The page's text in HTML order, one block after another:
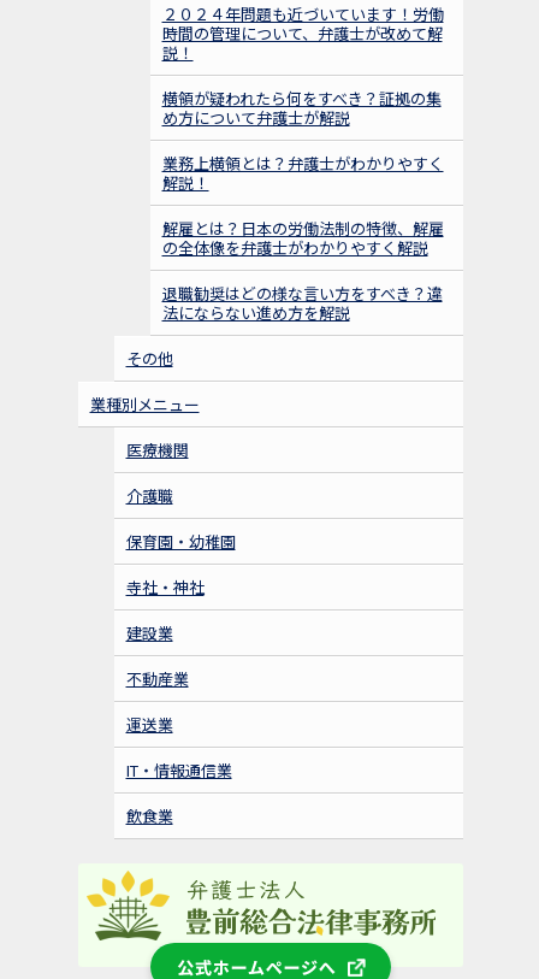
２０２４年問題も近づいています！労働
時間の管理について、弁護士が改めて解
説！
横領が疑われたら何をすべき？証拠の集
め方について弁護士が解説
業務上横領とは？弁護士がわかりやすく
解説！
解雇とは？日本の労働法制の特徴、解雇
の全体像を弁護士がわかりやすく解説
退職勧奨はどの様な言い方をすべき？違
法にならない進め方を解説
その他
業種別メニュー
医療機関
介護職
保育園・幼稚園
寺社・神社
建設業
不動産業
運送業
IT・情報通信業
飲食業
公式ホームページへ